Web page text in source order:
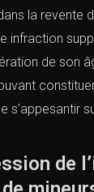
la revente
infraction
de son
s’appesantir
de